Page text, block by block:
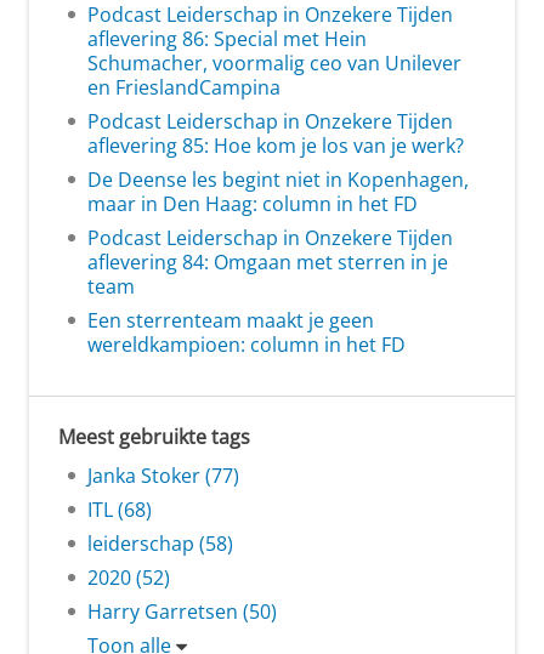
Podcast Leiderschap in Onzekere Tijden
aflevering 86: Special met Hein
Schumacher, voormalig ceo van Unilever
en FrieslandCampina
Podcast Leiderschap in Onzekere Tijden
aflevering 85: Hoe kom je los van je werk?
De Deense les begint niet in Kopenhagen,
maar in Den Haag: column in het FD
Podcast Leiderschap in Onzekere Tijden
aflevering 84: Omgaan met sterren in je
team
Een sterrenteam maakt je geen
wereldkampioen: column in het FD
Meest gebruikte tags
Janka Stoker (77)
ITL (68)
leiderschap (58)
2020 (52)
Harry Garretsen (50)
Toon alle